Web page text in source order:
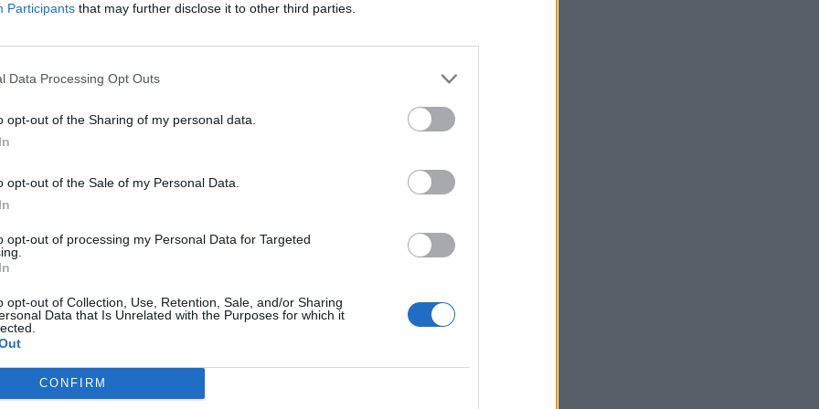
Participants that may further disclose it to other third parties.
Data Processing Opt Outs
opt-out of the Sharing of my personal data.
opt-out of the Sale of my Personal Data.
opt-out of processing my Personal Data for Targeted
opt-out of Collection, Use, Retention, Sale, and/or Sharing
Data that Is Unrelated with the Purposes for which it
CONFIRM
από ενημερωτικές και βιωματικές
προστασίας, της συνεργασίας
προσπάθειας για την προστασία της
συνοχής.
δύναμη της Πυροσβεστικής Αρκαδίας
Πυροσβεστική και Πολιτική Προστασία
στο Μονομελές Πλημμελειοδικείο Τρίπολης
η πρώτη προβολή του 2ου Μαθητικού Φεστιβάλ